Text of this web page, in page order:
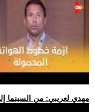
.. مهدي لعريبي: من السينما